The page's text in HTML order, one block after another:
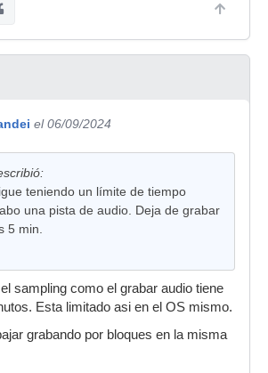
el 06/09/2024
teniendo un límite de tiempo
una pista de audio. Deja de grabar
5 min.
sampling como el grabar audio tiene
Esta limitado asi en el OS mismo.
grabando por bloques en la misma